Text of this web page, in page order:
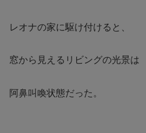
レオナの家に駆け付けると、
窓から見えるリビングの光景は
阿鼻叫喚状態だった。